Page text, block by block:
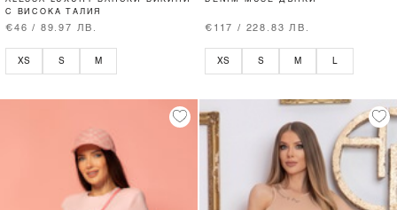
С ВИСОКА ТАЛИЯ
€46 / 89.97 ЛВ.
XS S M
€117 / 228.83 ЛВ.
XS S M